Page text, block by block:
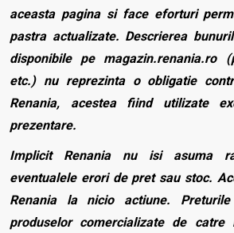
aceasta pagina si face eforturi
pastra actualizate. Descrierea
disponibile pe magazin.renania.ro
etc.) nu reprezinta o obligatie
Renania, acestea fiind utilizate
prezentare.
Implicit Renania nu isi asuma
eventualele erori de pret sau stoc.
Renania la nicio actiune.
produselor comercializate de catre